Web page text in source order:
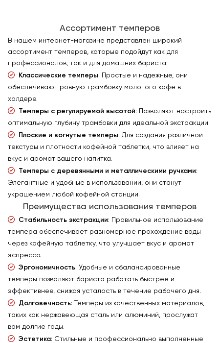
Ассортимент темперов
В нашем интернет-магазине представлен широкий
ассортимент темперов, которые подойдут как для
профессионалов, так и для домашних бариста:
Классические темперы: Простые и надежные, они
обеспечивают ровную трамбовку молотого кофе в
холдере.
Темперы с регулируемой высотой: Позволяют настроить
оптимальную глубину трамбовки для идеальной экстракции.
Плоские и вогнутые темперы: Для создания различной
текстуры и плотности кофейной таблетки, что влияет на
вкус и аромат вашего напитка.
Темперы с деревянными и металлическими ручками:
Элегантные и удобные в использовании, они станут
украшением любой кофейной станции.
Преимущества использования темперов
Стабильность экстракции: Правильное использование
темпера обеспечивает равномерное прохождение воды
через кофейную таблетку, что улучшает вкус и аромат
эспрессо.
Эргономичность: Удобные и сбалансированные
темперы позволяют бариста работать быстрее и
эффективнее, снижая усталость в течение рабочего дня.
Долговечность: Темперы из качественных материалов,
таких как нержавеющая сталь или алюминий, прослужат
вам долгие годы.
Эстетика: Стильные и профессионально выполненные